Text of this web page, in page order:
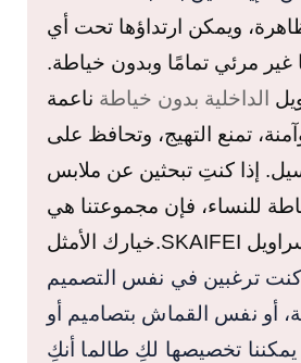
ويمكن ارتداؤها تحت أي
مرئي تمامًا وبدون خياطة.
الداخلية بدون خياطة ناعمة
تمنع التهيج، وتحافظ على
إذا كنتِ تبحثين عن ملابس
للنساء، فإن مجموعتنا هي
خيارك الأمثل.SKAIFEI
كنت ترغبين في نفس التصميم
أو نفس القماش بتصاميم أو
يمكننا تخصيصها لكِ طالما أنكِ